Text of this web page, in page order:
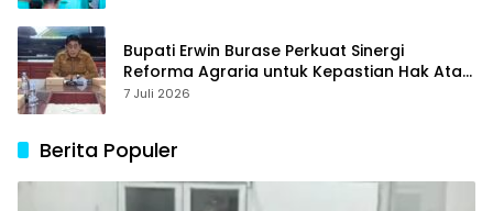
Bupati Erwin Burase Perkuat Sinergi
Reforma Agraria untuk Kepastian Hak Atas
Tanah bagi Masyarakat
7 Juli 2026
Berita Populer